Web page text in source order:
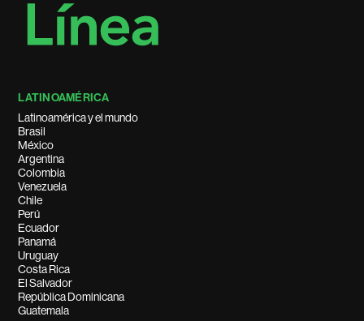
LATINOAMÉRICA
Latinoamérica y el mundo
Brasil
México
Argentina
Colombia
Venezuela
Chile
Perú
Ecuador
Panamá
Uruguay
Costa Rica
El Salvador
República Dominicana
Guatemala